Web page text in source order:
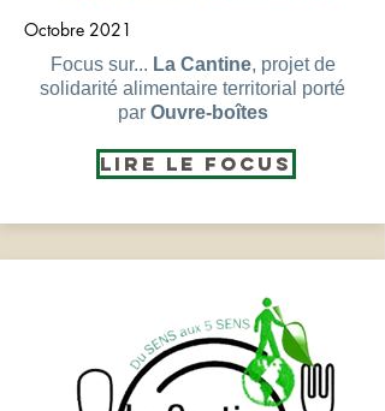
Octobre 2021
Focus sur... La Cantine, projet de
solidarité alimentaire territorial porté
par Ouvre-boîtes
Lire le Focus